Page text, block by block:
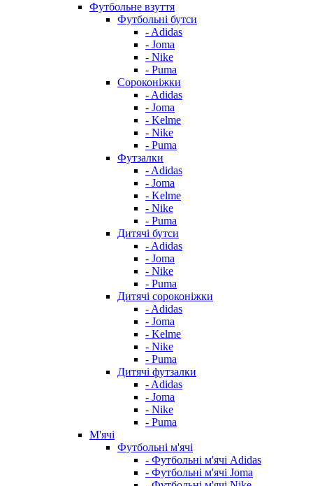
Футбольне взуття
Футбольні бутси
- Adidas
- Joma
- Nike
- Puma
Сороконіжки
- Adidas
- Joma
- Kelme
- Nike
- Puma
Футзалки
- Adidas
- Joma
- Kelme
- Nike
- Puma
Дитячі бутси
- Adidas
- Joma
- Nike
- Puma
Дитячі сороконіжки
- Adidas
- Joma
- Kelme
- Nike
- Puma
Дитячі футзалки
- Adidas
- Joma
- Nike
- Puma
М'ячі
Футбольні м'ячі
- Футбольні м'ячі Adidas
- Футбольні м'ячі Joma